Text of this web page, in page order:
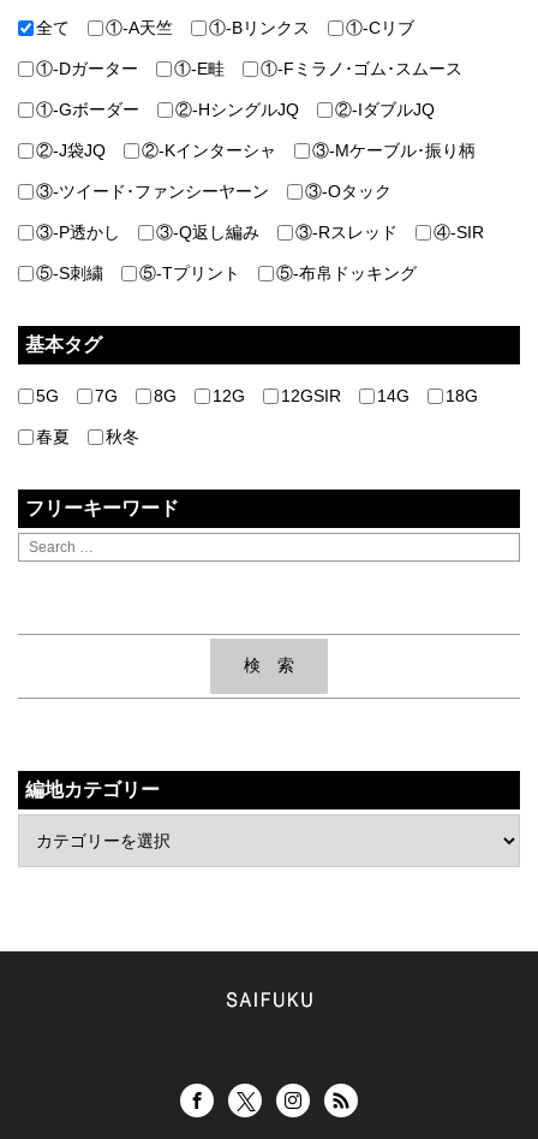
全て ①-A天竺 ①-Bリンクス ①-Cリブ
①-Dガーター ①-E畦 ①-Fミラノ･ゴム･スムース
①-Gボーダー ②-HシングルJQ ②-IダブルJQ
②-J袋JQ ②-Kインターシャ ③-Mケーブル･振り柄
③-ツイード･ファンシーヤーン ③-Oタック
③-P透かし ③-Q返し編み ③-Rスレッド ④-SIR
⑤-S刺繍 ⑤-Tプリント ⑤-布帛ドッキング
基本タグ
5G 7G 8G 12G 12GSIR 14G 18G
春夏 秋冬
フリーキーワード
編地カテゴリー